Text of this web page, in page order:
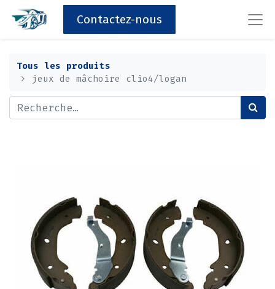
Contactez-nous
Tous les produits
jeux de mâchoire clio4/logan